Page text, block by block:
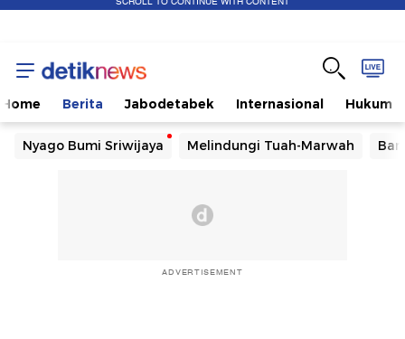
Home Berita Jabodetabek Internasional Hukum
Nyago Bumi Sriwijaya Melindungi Tuah-Marwah
ADVERTISEMENT